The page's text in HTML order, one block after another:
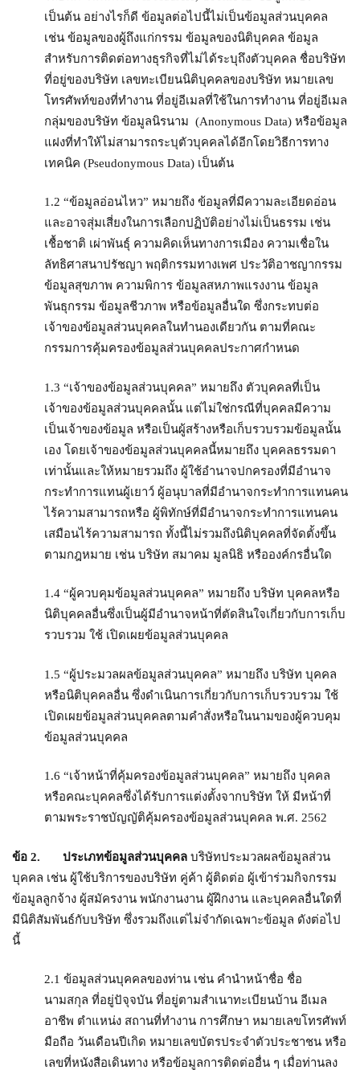
เป็นต้น อย่างไรก็ดี ข้อมูลต่อไปนี้ไม่เป็นข้อมูลส่วนบุคคล
เช่น ข้อมูลของผู้ถึงแก่กรรม ข้อมูลของนิติบุคคล ข้อมูล
สำหรับการติดต่อทางธุรกิจที่ไม่ได้ระบุถึงตัวบุคคล ชื่อบริษัท
ที่อยู่ของบริษัท เลขทะเบียนนิติบุคคลของบริษัท หมายเลข
โทรศัพท์ของที่ทำงาน ที่อยู่อีเมลที่ใช้ในการทำงาน ที่อยู่อีเมล
กลุ่มของบริษัท ข้อมูลนิรนาม (Anonymous Data) หรือข้อมูล
แฝงที่ทำให้ไม่สามารถระบุตัวบุคคลได้อีกโดยวิธีการทาง
เทคนิค (Pseudonymous Data) เป็นต้น
1.2 “ข้อมูลอ่อนไหว” หมายถึง ข้อมูลที่มีความละเอียดอ่อน
และอาจสุ่มเสี่ยงในการเลือกปฏิบัติอย่างไม่เป็นธรรม เช่น
เชื้อชาติ เผ่าพันธุ์ ความคิดเห็นทางการเมือง ความเชื่อใน
ลัทธิศาสนาปรัชญา พฤติกรรมทางเพศ ประวัติอาชญากรรม
ข้อมูลสุขภาพ ความพิการ ข้อมูลสหภาพแรงงาน ข้อมูล
พันธุกรรม ข้อมูลชีวภาพ หรือข้อมูลอื่นใด ซึ่งกระทบต่อ
เจ้าของข้อมูลส่วนบุคคลในทำนองเดียวกัน ตามที่คณะ
กรรมการคุ้มครองข้อมูลส่วนบุคคลประกาศกำหนด
1.3 “เจ้าของข้อมูลส่วนบุคคล” หมายถึง ตัวบุคคลที่เป็น
เจ้าของข้อมูลส่วนบุคคลนั้น แต่ไม่ใช่กรณีที่บุคคลมีความ
เป็นเจ้าของข้อมูล หรือเป็นผู้สร้างหรือเก็บรวบรวมข้อมูลนั้น
เอง โดยเจ้าของข้อมูลส่วนบุคคลนี้หมายถึง บุคคลธรรมดา
เท่านั้นและให้หมายรวมถึง ผู้ใช้อำนาจปกครองที่มีอำนาจ
กระทำการแทนผู้เยาว์ ผู้อนุบาลที่มีอำนาจกระทำการแทนคน
ไร้ความสามารถหรือ ผู้พิทักษ์ที่มีอำนาจกระทำการแทนคน
เสมือนไร้ความสามารถ ทั้งนี้ไม่รวมถึงนิติบุคคลที่จัดตั้งขึ้น
ตามกฎหมาย เช่น บริษัท สมาคม มูลนิธิ หรือองค์กรอื่นใด
1.4 “ผู้ควบคุมข้อมูลส่วนบุคคล” หมายถึง บริษัท บุคคลหรือ
นิติบุคคลอื่นซึ่งเป็นผู้มีอำนาจหน้าที่ตัดสินใจเกี่ยวกับการเก็บ
รวบรวม ใช้ เปิดเผยข้อมูลส่วนบุคคล
1.5 “ผู้ประมวลผลข้อมูลส่วนบุคคล” หมายถึง บริษัท บุคคล
หรือนิติบุคคลอื่น ซึ่งดำเนินการเกี่ยวกับการเก็บรวบรวม ใช้
เปิดเผยข้อมูลส่วนบุคคลตามคำสั่งหรือในนามของผู้ควบคุม
ข้อมูลส่วนบุคคล
1.6 “เจ้าหน้าที่คุ้มครองข้อมูลส่วนบุคคล” หมายถึง บุคคล
หรือคณะบุคคลซึ่งได้รับการแต่งตั้งจากบริษัท ให้ มีหน้าที่
ตามพระราชบัญญัติคุ้มครองข้อมูลส่วนบุคคล พ.ศ. 2562
ข้อ 2. ประเภทข้อมูลส่วนบุคคล บริษัทประมวลผลข้อมูลส่วน
บุคคล เช่น ผู้ใช้บริการของบริษัท คู่ค้า ผู้ติดต่อ ผู้เข้าร่วมกิจกรรม
ข้อมูลลูกจ้าง ผู้สมัครงาน พนักงานงาน ผู้ฝึกงาน และบุคคลอื่นใดที่
มีนิติสัมพันธ์กับบริษัท ซึ่งรวมถึงแต่ไม่จำกัดเฉพาะข้อมูล ดังต่อไป
นี้
2.1 ข้อมูลส่วนบุคคลของท่าน เช่น คำนำหน้าชื่อ ชื่อ
นามสกุล ที่อยู่ปัจุจบัน ที่อยู่ตามสำเนาทะเบียนบ้าน อีเมล
อาชีพ ตำแหน่ง สถานที่ทำงาน การศึกษา หมายเลขโทรศัพท์
มือถือ วันเดือนปีเกิด หมายเลขบัตรประจำตัวประชาชน หรือ
เลขที่หนังสือเดินทาง หรือข้อมูลการติดต่ออื่น ๆ เมื่อท่านลง